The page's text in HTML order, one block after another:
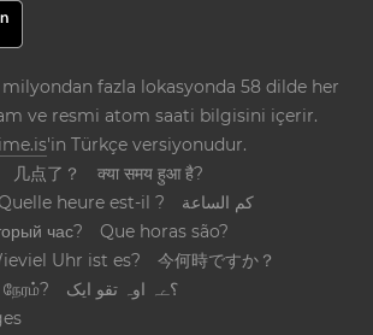
fazla lokasyonda 58 dilde her
ve resmi atom saati bilgisini içerir.
'in Türkçe versiyonudur.
几点了？
क्या समय हुआ है?
heure est-il ?
كم الساعة
час?
Que horas são?
Uhr ist es?
今何時ですか？
؟ےہ اوہ تقو ایک